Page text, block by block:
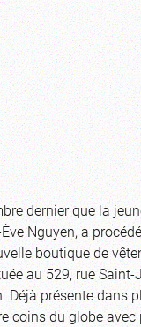
dernier que la
Nguyen, a
boutique de
au 529, rue
Déjà présente dans
coins du globe avec